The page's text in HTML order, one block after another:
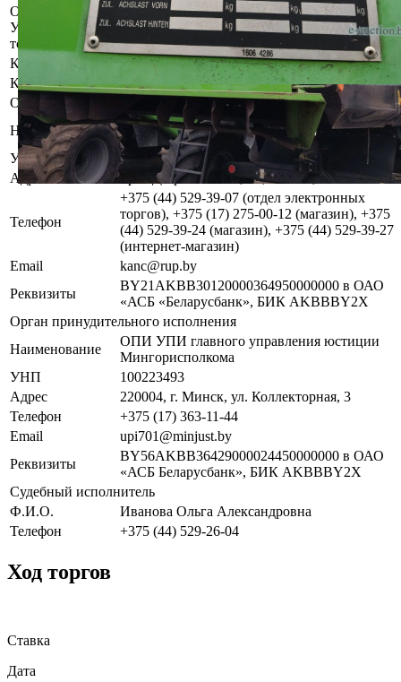
Осмотр объекта
Участник электронных торгов обязан до начала электронных
торгов осмотреть предмет торгов ( п.2.4.3 Регламента)
Контактное лицо Управление оценки и реализации имущества
Контакты
+375445293907
Организатор/оператор торгов
Наименование
Республиканское унитарное предприятие по
оказанию услуг «БелЮрОбеспечение»
УНП
192821149
Адрес
пр-т. Дзержинского, 1Б, 220069, г. Минск
Телефон
+375 (44) 529-39-07 (отдел электронных
торгов), +375 (17) 275-00-12 (магазин), +375
(44) 529-39-24 (магазин), +375 (44) 529-39-27
(интернет-магазин)
Email
kanc@rup.by
Реквизиты
BY21AKBB30120000364950000000 в ОАО
«АСБ «Беларусбанк», БИК AKBBBY2X
Орган принудительного исполнения
Наименование
ОПИ УПИ главного управления юстиции
Мингорисполкома
УНП
100223493
Адрес
220004, г. Минск, ул. Коллекторная, 3
Телефон
+375 (17) 363-11-44
Email
upi701@minjust.by
Реквизиты
BY56AKBB36429000024450000000 в ОАО
«АСБ Беларусбанк», БИК AKBBBY2X
Судебный исполнитель
Ф.И.О.
Иванова Ольга Александровна
Телефон
+375 (44) 529-26-04
Ход торгов
Ставка
Дата